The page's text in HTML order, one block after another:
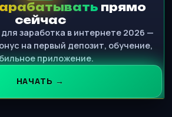
прямо
сейчас
заработка в интернете 2026 —
на первый депозит, обучение,
приложение.
НАЧАТЬ →